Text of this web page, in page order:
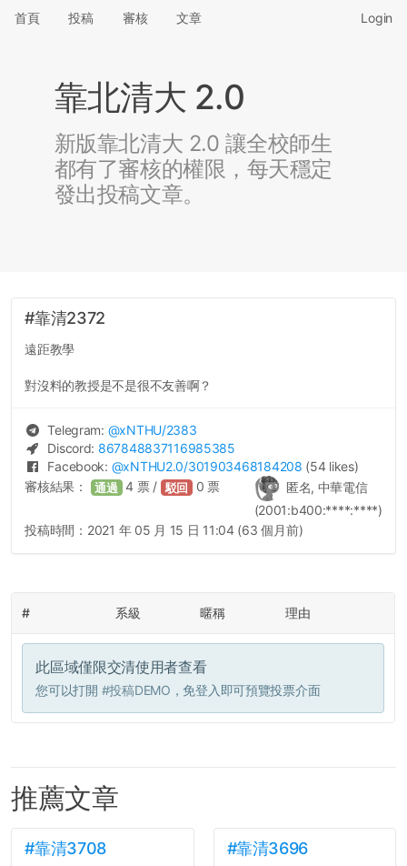
首頁 投稿 審核 文章 Login
靠北清大 2.0
新版靠北清大 2.0 讓全校師生
都有了審核的權限，每天穩定
發出投稿文章。
#靠清2372
遠距教學
對沒料的教授是不是很不友善啊？
Telegram: @xNTHU/2383
Discord: 867848837116985385
Facebook: @xNTHU2.0/301903468184208 (54 likes)
匿名, 中華電信
(2001:b400:****:****)
審核結果： 通過 4 票 / 駁回 0 票
投稿時間： 2021 年 05 月 15 日 11:04 (63 個月前)
# 系級 暱稱 理由
此區域僅限交清使用者查看
您可以打開 #投稿DEMO ，免登入即可預覽投票介面
推薦文章
#靠清3708 #靠清3696